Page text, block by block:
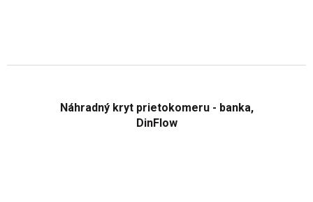
Náhradný kryt prietokomeru - banka,
DinFlow